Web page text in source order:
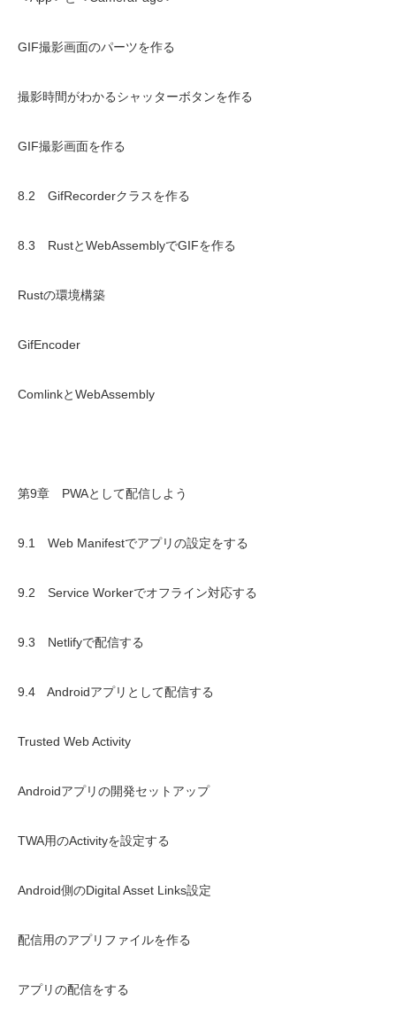
GIF撮影画面のパーツを作る
撮影時間がわかるシャッターボタンを作る
GIF撮影画面を作る
8.2 GifRecorderクラスを作る
8.3 RustとWebAssemblyでGIFを作る
Rustの環境構築
GifEncoder
ComlinkとWebAssembly
第9章 PWAとして配信しよう
9.1 Web Manifestでアプリの設定をする
9.2 Service Workerでオフライン対応する
9.3 Netlifyで配信する
9.4 Androidアプリとして配信する
Trusted Web Activity
Androidアプリの開発セットアップ
TWA用のActivityを設定する
Android側のDigital Asset Links設定
配信用のアプリファイルを作る
アプリの配信をする